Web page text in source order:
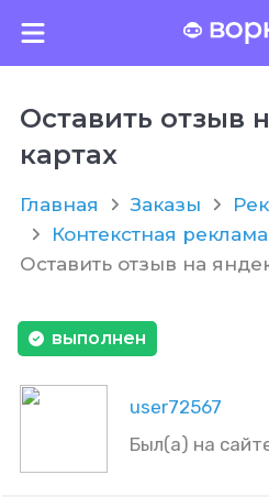
Оставить отзыв
картах
Главная Заказы
Контекстная реклама
Оставить отзыв на
user72567
Был(а) на
выполнен